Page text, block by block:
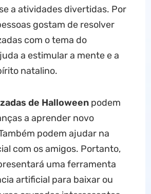
a atividades divertidas. Por
gostam de resolver
com o tema do
a estimular a mente e a
natalino.
de Halloweenpodem
a aprender novo
podem ajudar na
com os amigos. Portanto,
uma ferramenta
artificial para baixar ou